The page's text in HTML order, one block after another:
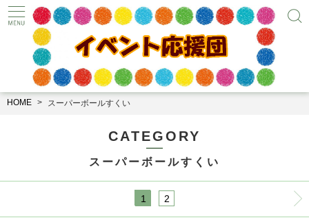
HOME スーパーボールすくい
CATEGORY
スーパーボールすくい
1 2